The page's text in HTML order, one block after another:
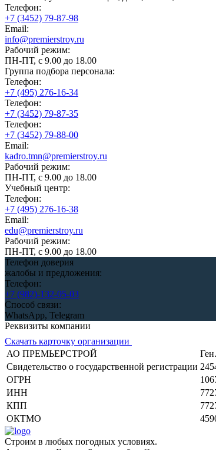
Телефон:
+7 (3452) 79-87-98
Email:
info@premierstroy.ru
Рабочий режим:
ПН-ПТ, с 9.00 до 18.00
Группа подбора персонала:
Телефон:
+7 (495) 276-16-34
Телефон:
+7 (3452) 79-87-35
Телефон:
+7 (3452) 79-88-00
Email:
kadro.tmn@premierstroy.ru
Рабочий режим:
ПН-ПТ, с 9.00 до 18.00
Учебный центр:
Телефон:
+7 (495) 276-16-38
Email:
edu@premierstroy.ru
Рабочий режим:
ПН-ПТ, с 9.00 до 18.00
Телефон доверия
жалобы и предложения:
Телефон:
+7 (982)-132-05-03
Способ связи:
WhatsApp, Telegram
Реквизиты компании
Скачать карточку организации
АО ПРЕМЬЕРСТРОЙ
Свидетельство о государственной регистрации
ОГРН
ИНН
КПП
ОКТМО
Строим в любых погодных условиях.